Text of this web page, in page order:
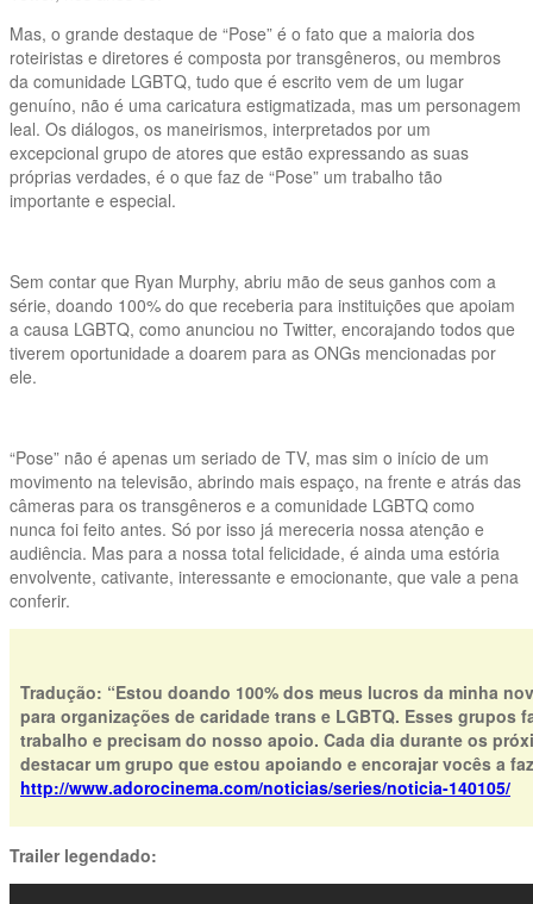
Mas, o grande destaque de “Pose” é o fato que a maioria dos
roteiristas e diretores é composta por transgêneros, ou membros
da comunidade LGBTQ, tudo que é escrito vem de um lugar
genuíno, não é uma caricatura estigmatizada, mas um personagem
leal. Os diálogos, os maneirismos, interpretados por um
excepcional grupo de atores que estão expressando as suas
próprias verdades, é o que faz de “Pose” um trabalho tão
importante e especial.
Sem contar que Ryan Murphy, abriu mão de seus ganhos com a
série, doando 100% do que receberia para instituições que apoiam
a causa LGBTQ, como anunciou no Twitter, encorajando todos que
tiverem oportunidade a doarem para as ONGs mencionadas por
ele.
“Pose” não é apenas um seriado de TV, mas sim o início de um
movimento na televisão, abrindo mais espaço, na frente e atrás das
câmeras para os transgêneros e a comunidade LGBTQ como
nunca foi feito antes. Só por isso já mereceria nossa atenção e
audiência. Mas para a nossa total felicidade, é ainda uma estória
envolvente, cativante, interessante e emocionante, que vale a pena
conferir.
Tradução: “Estou doando 100% dos meus lucros da minha
para organizações de caridade trans e LGBTQ. Esses grupos
trabalho e precisam do nosso apoio. Cada dia durante os
destacar um grupo que estou apoiando e encorajar vocês a
http://www.adorocinema.com/noticias/series/noticia-140105/
Trailer legendado: